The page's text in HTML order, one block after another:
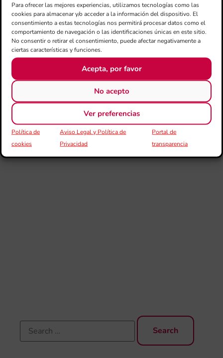
Para ofrecer las mejores experiencias, utilizamos tecnologías como las
cookies para almacenar y/o acceder a la información del dispositivo. El
consentimiento a estas tecnologías nos permitirá procesar datos como el
comportamiento de navegación o las identificaciones únicas en este sitio.
No consentir o retirar el consentimiento, puede afectar negativamente a
ciertas características y funciones.
Acepta, por favor
No acepto
Ver preferencias
Política de
cookies
Aviso Legal y Política de
Privacidad
Portal de
transparencia
80